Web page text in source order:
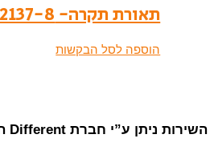
תאורת תקרה- BS-2137-8
הוספה לסל הבקשות
השירות ניתן ע”י חברת Different המלווה לקוחות ברכש בסין מאז 2007.